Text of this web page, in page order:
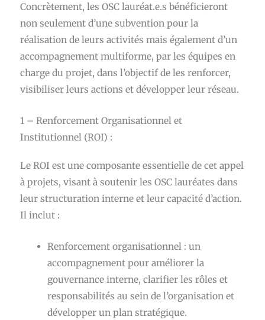
Concrètement, les OSC lauréat.e.s bénéficieront
non seulement d’une subvention pour la
réalisation de leurs activités mais également d’un
accompagnement multiforme, par les équipes en
charge du projet, dans l’objectif de les renforcer,
visibiliser leurs actions et développer leur réseau.
1 – Renforcement Organisationnel et
Institutionnel (ROI) :
Le ROI est une composante essentielle de cet appel
à projets, visant à soutenir les OSC lauréates dans
leur structuration interne et leur capacité d’action.
Il inclut :
Renforcement organisationnel : un
accompagnement pour améliorer la
gouvernance interne, clarifier les rôles et
responsabilités au sein de l’organisation et
développer un plan stratégique.